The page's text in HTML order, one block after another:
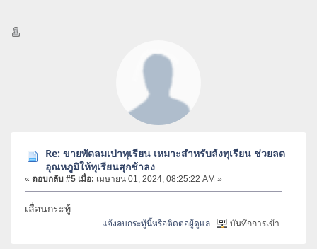
Re: ขายพัดลมเป่าทุเรียน เหมาะสำหรับล้งทุเรียน ช่วยลด
อุณหภูมิให้ทุเรียนสุกช้าลง
« ตอบกลับ #5 เมื่อ: เมษายน 01, 2024, 08:25:22 AM »
เลื่อนกระทู้
แจ้งลบกระทู้นี้หรือติดต่อผู้ดูแล บันทึกการเข้า